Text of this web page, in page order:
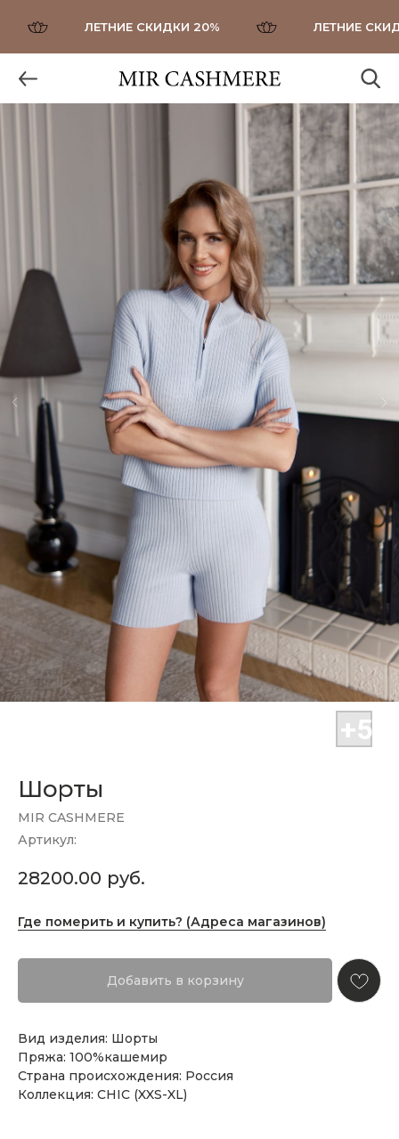
ЛЕТНИЕ СКИДКИ 20% ЛЕТНИЕ
Шорты
MIR CASHMERE
Артикул:
28200.00 руб.
Где померить и купить? (Адреса магазинов)
Добавить в корзину
Вид изделия: Шорты
Пряжа: 100%кашемир
Страна происхождения: Россия
Коллекция: CHIC (XXS-XL)